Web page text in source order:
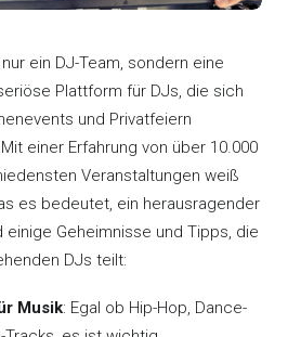
ein DJ-Team, sondern eine
Plattform für DJs, die sich
und Privatfeiern
einer Erfahrung von über 10.000
Veranstaltungen weiß
es bedeutet, ein herausragender
einige Geheimnisse und Tipps, die
DJs teilt:
Musik: Egal ob Hip-Hop, Dance-